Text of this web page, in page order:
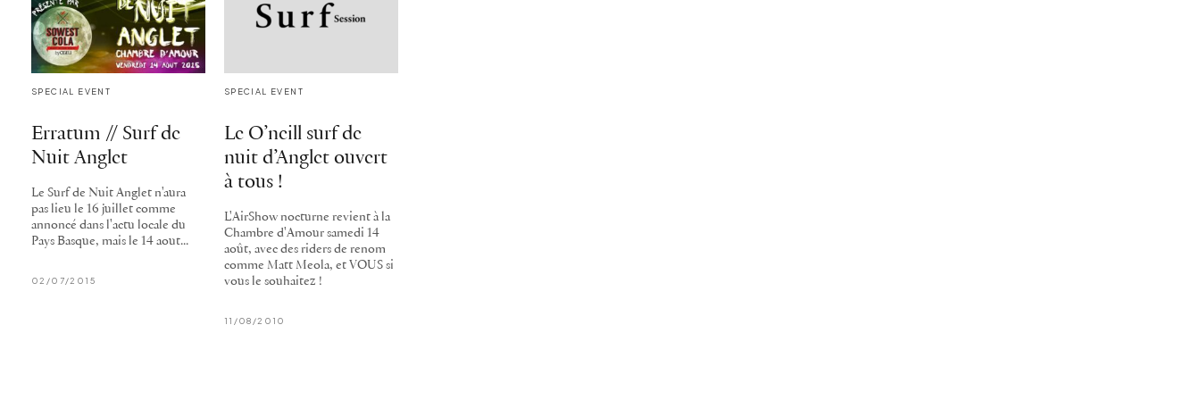
SPECIAL EVENT
Erratum // Surf de
Nuit Anglet
Le Surf de Nuit Anglet n'aura
pas lieu le 16 juillet comme
annoncé dans l'actu locale du
Pays Basque, mais le 14 aout...
02/07/2015
SPECIAL EVENT
Le O’neill surf de
nuit d’Anglet ouvert
à tous !
L'AirShow nocturne revient à la
Chambre d'Amour samedi 14
août, avec des riders de renom
comme Matt Meola, et VOUS si
vous le souhaitez !
11/08/2010